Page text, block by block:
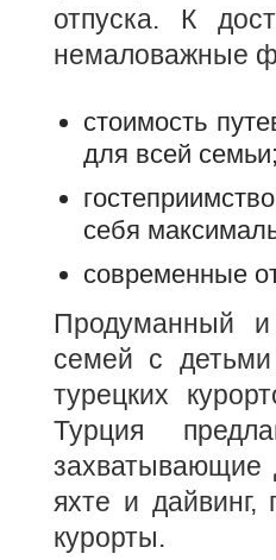
отпуска. К
немаловажные
стоимость
для всей семьи;
себя
современные
Продуманный и
семей с
турецких
Турция
захватывающие
яхте и дайвинг,
курорты.